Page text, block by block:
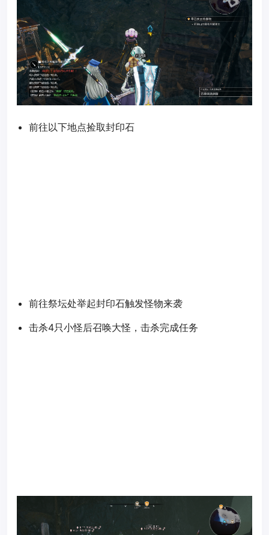
前往以下地点捡取封印石
前往祭坛处举起封印石触发怪物来袭
击杀4只小怪后召唤大怪，击杀完成任务